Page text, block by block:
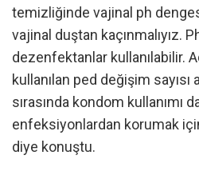
temizliğinde vajinal ph
vajinal duştan kaçınmalıyız.
dezenfektanlar kullanılabilir.
kullanılan ped değişim sayısı
sırasında kondom kullanımı
enfeksiyonlardan korumak
diye konuştu.